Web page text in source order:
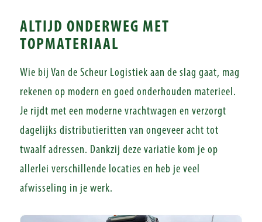
ALTIJD ONDERWEG MET
TOPMATERIAAL
Wie bij Van de Scheur Logistiek aan de slag gaat, mag
rekenen op modern en goed onderhouden materieel.
Je rijdt met een moderne vrachtwagen en verzorgt
dagelijks distributieritten van ongeveer acht tot
twaalf adressen. Dankzij deze variatie kom je op
allerlei verschillende locaties en heb je veel
afwisseling in je werk.